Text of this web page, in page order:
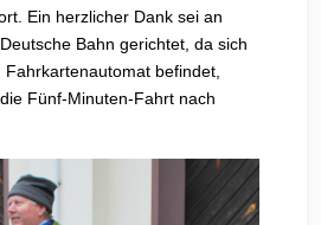
Ein herzlicher Dank sei an
Bahn gerichtet, da sich
befindet,
Fünf-Minuten-Fahrt nach